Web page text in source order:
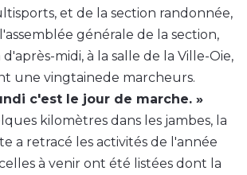
et de la section randonnée,
générale de la section,
midi, à la salle de la Ville-Oie,
une vingtainede marcheurs.
c'est le jour de marche. »
kilomètres dans les jambes, la
a retracé les activités de l'année
à venir ont été listées dont la